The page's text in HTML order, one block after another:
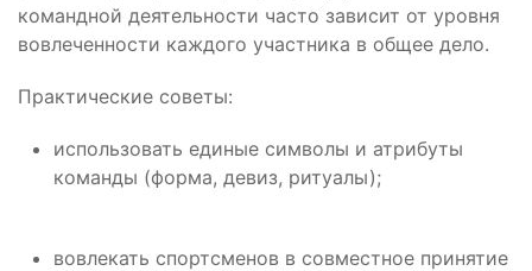
командной деятельности часто зависит от уровня
вовлеченности каждого участника в общее дело.
Практические советы:
использовать единые символы и атрибуты
команды (форма, девиз, ритуалы);
вовлекать спортсменов в совместное принятие